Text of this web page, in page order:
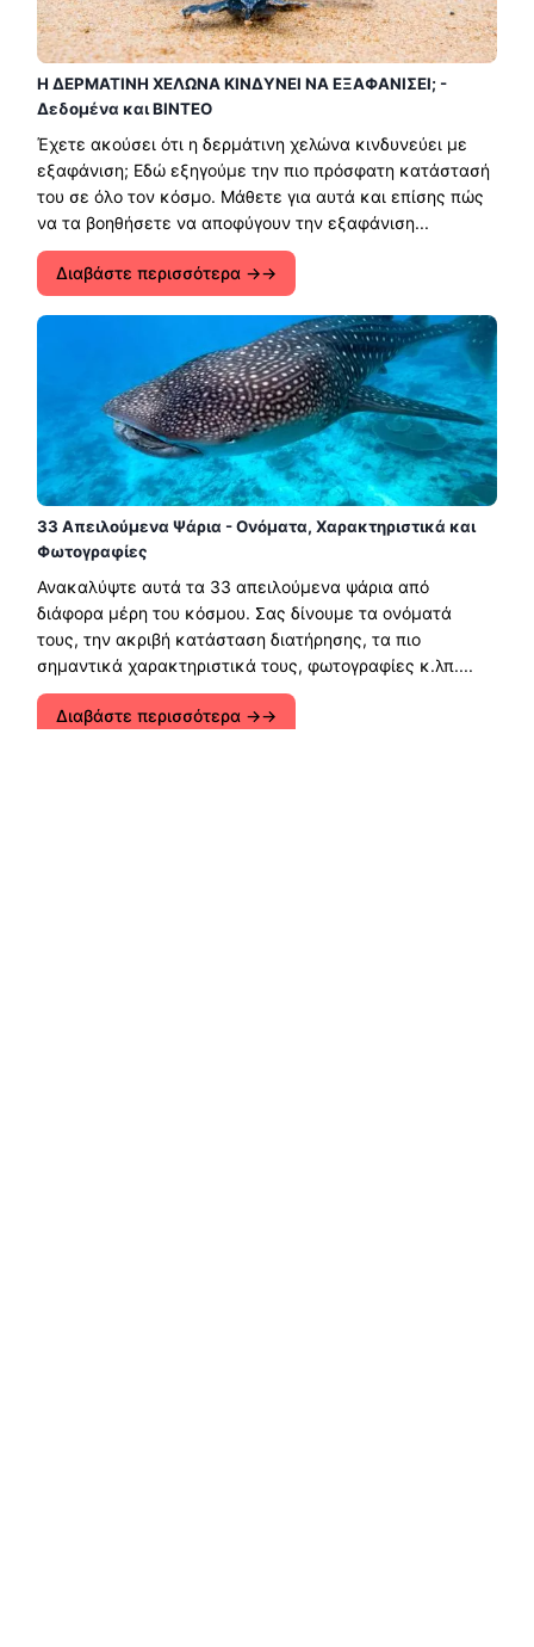
Η ΔΕΡΜΑΤΙΝΗ ΧΕΛΩΝΑ ΚΙΝΔΥΝΕΙ ΝΑ ΕΞΑΦΑΝΙΣΕΙ; -
Δεδομένα και ΒΙΝΤΕΟ
Έχετε ακούσει ότι η δερμάτινη χελώνα κινδυνεύει με
εξαφάνιση; Εδώ εξηγούμε την πιο πρόσφατη κατάστασή
του σε όλο τον κόσμο. Μάθετε για αυτά και επίσης πώς
να τα βοηθήσετε να αποφύγουν την εξαφάνιση...
Διαβάστε περισσότερα →
33 Απειλούμενα Ψάρια - Ονόματα, Χαρακτηριστικά και
Φωτογραφίες
Ανακαλύψτε αυτά τα 33 απειλούμενα ψάρια από
διάφορα μέρη του κόσμου. Σας δίνουμε τα ονόματά
τους, την ακριβή κατάσταση διατήρησης, τα πιο
σημαντικά χαρακτηριστικά τους, φωτογραφίες κ.λπ....
Διαβάστε περισσότερα →